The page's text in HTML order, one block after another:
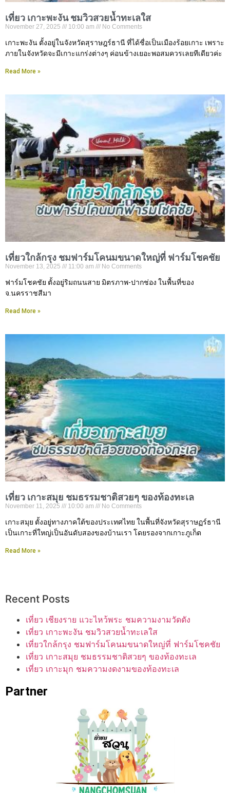
เที่ยว เกาะพะงัน ชมวิวสวยน้ำทะเลใส
November 27, 2025 10:00 am No Comments
เกาะพะงัน ตั้งอยู่ในจังหวัดสุราษฎร์ธานี ที่ได้ชื่อเป็นเมืองร้อยเกาะ เพราะ
ภายในจังหวัดจะมีเกาะแกร่งต่างๆ ค่อนข้างเยอะพอสมควรเลยทีเดียวค่ะ
Read More »
เที่ยวใกล้กรุง ชมฟาร์มโคนมขนาดใหญ่ที่ ฟาร์มโชคชัย
November 13, 2025 11:00 am No Comments
ฟาร์มโชคชัย ตั้งอยู่ริมถนนสาย มิตรภาพ-ปากช่อง ในพื้นที่ของ
จ.นครราชสีมา
Read More »
เที่ยว เกาะสมุย ชมธรรมชาติสวยๆ ของท้องทะเล
November 11, 2025 10:00 am No Comments
เกาะสมุย ตั้งอยู่ทางภาคใต้ของประเทศไทย ในพื้นที่จังหวัดสุราษฏร์ธานี
เป็นเกาะที่ใหญ่เป็นอันดับสองของบ้านเรา โดยรองจากเกาะภูเก็ต
Read More »
Recent Posts
เที่ยว เชียงราย แวะไหว้พระ ชมความงามวัดดัง
เที่ยว เกาะพะงัน ชมวิวสวยน้ำทะเลใส
เที่ยวใกล้กรุง ชมฟาร์มโคนมขนาดใหญ่ที่ ฟาร์มโชคชัย
เที่ยว เกาะสมุย ชมธรรมชาติสวยๆ ของท้องทะเล
เที่ยว เกาะมุก ชมความงดงามของท้องทะเล
Partner